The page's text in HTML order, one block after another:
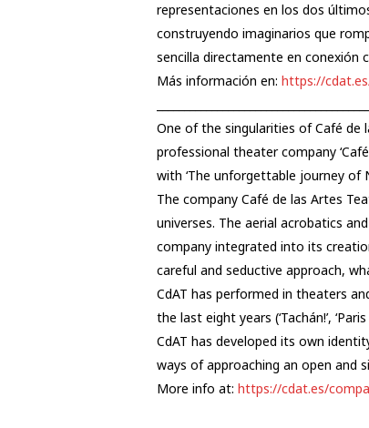
representaciones en los dos
construyendo imaginarios que
sencilla directamente en conexión
Más información en: https://
One of the singularities of Café de
professional theater company
with ‘The unforgettable journey of
The company Café de las Artes
universes. The aerial acrobatics
company integrated into its
careful and seductive approach,
CdAT has performed in theaters
the last eight years (‘Tachán!’,
CdAT has developed its own
ways of approaching an open and
More info at: https://cdat.es/